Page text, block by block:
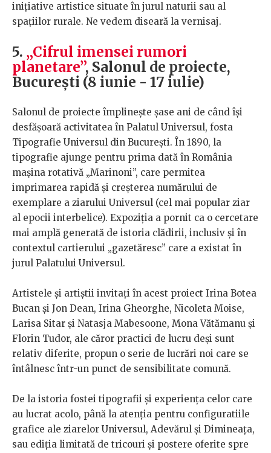
inițiative artistice situate în jurul naturii sau al
spațiilor rurale. Ne vedem diseară la vernisaj.
5. „Cifrul imensei rumori
planetare”, Salonul de proiecte,
București (8 iunie - 17 iulie)
Salonul de proiecte împlinește șase ani de când își
desfășoară activitatea în Palatul Universul, fosta
Tipografie Universul din București. În 1890, la
tipografie ajunge pentru prima dată în România
mașina rotativă „Marinoni”, care permitea
imprimarea rapidă și creșterea numărului de
exemplare a ziarului Universul (cel mai popular ziar
al epocii interbelice). Expoziția a pornit ca o cercetare
mai amplă generată de istoria clădirii, inclusiv și în
contextul cartierului „gazetăresc” care a existat în
jurul Palatului Universul.
Artistele și artiștii invitați în acest proiect Irina Botea
Bucan și Jon Dean, Irina Gheorghe, Nicoleta Moise,
Larisa Sitar și Natasja Mabesoone, Mona Vătămanu și
Florin Tudor, ale căror practici de lucru deși sunt
relativ diferite, propun o serie de lucrări noi care se
întâlnesc într-un punct de sensibilitate comună.
De la istoria fostei tipografii și experiența celor care
au lucrat acolo, până la atenția pentru configuratiile
grafice ale ziarelor Universul, Adevărul și Dimineața,
sau ediția limitată de tricouri și postere oferite spre